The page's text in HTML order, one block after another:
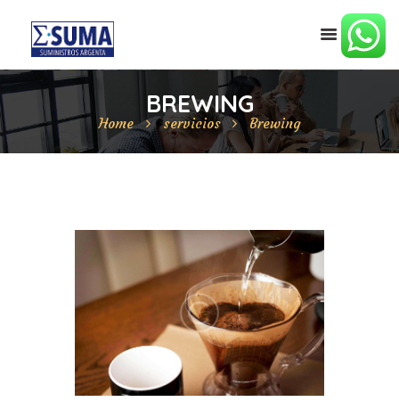
BREWING
Home servicios Brewing